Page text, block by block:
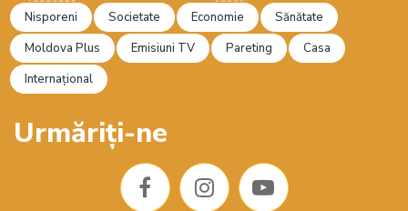
Nisporeni Societate Economie
Sănătate
Moldova Plus
Emisiuni TV Pareting
Casa
Internațional
Urmăriți-ne